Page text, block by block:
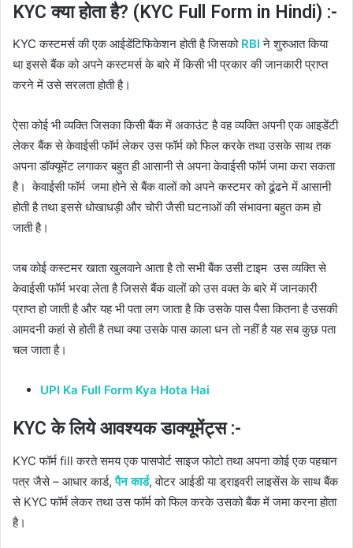
KYC क्या होता है? (KYC Full Form in Hindi) :-
KYC कस्टमर्स की एक आईडेंटिफिकेशन होती है जिसको RBIने शुरुआत किया
था इससे बैंक को अपने कस्टमर्स के बारे में किसी भी प्रकार की जानकारी प्राप्त
करने में उसे सरलता होती है।
ऐसा कोई भी व्यक्ति जिसका किसी बैंक में अकाउंट है वह व्यक्ति अपनी एक आइडेंटी
लेकर बैंक से केवाईसी फॉर्म लेकर उस फॉर्म को फिल करके तथा उसके साथ तक
अपना डॉक्यूमेंट लगाकर बहुत ही आसानी से अपना केवाईसी फॉर्म जमा करा सकता
है। केवाईसी फॉर्म जमा होने से बैंक वालों को अपने कस्टमर को ढूंढने में आसानी
होती है तथा इससे धोखाधड़ी और चोरी जैसी घटनाओं की संभावना बहुत कम हो
जाती है।
जब कोई कस्टमर खाता खुलवाने आता है तो सभी बैंक उसी टाइम उस व्यक्ति से
केवाईसी फॉर्म भरवा लेता है जिससे बैंक वालों को उस वक्त के बारे में जानकारी
प्राप्त हो जाती है और यह भी पता लग जाता है कि उसके पास पैसा कितना है उसकी
आमदनी कहां से होती है तथा क्या उसके पास काला धन तो नहीं है यह सब कुछ पता
चल जाता है।
UPI Ka Full Form Kya Hota Hai
KYC के लिये आवश्यक डाक्यूमेंट्स :-
KYC फॉर्म fill करते समय एक पासपोर्ट साइज फोटो तथा अपना कोई एक पहचान
पत्र जैसे – आधार कार्ड,पैन कार्ड, वोटर आईडी या ड्राइवरी लाइसेंस के साथ बैंक
से KYC फॉर्म लेकर तथा उस फॉर्म को फिल करके उसको बैंक में जमा करना होता
है।